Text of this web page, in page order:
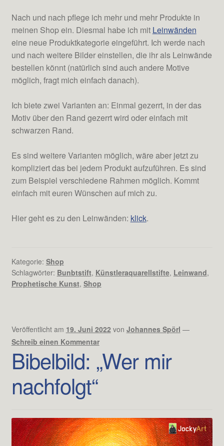
Nach und nach pflege ich mehr und mehr Produkte in
meinen Shop ein. Diesmal habe ich mit Leinwänden
eine neue Produktkategorie eingeführt. Ich werde nach
und nach weitere Bilder einstellen, die ihr als Leinwände
bestellen könnt (natürlich sind auch andere Motive
möglich, fragt mich einfach danach).
Ich biete zwei Varianten an: Einmal gezerrt, in der das
Motiv über den Rand gezerrt wird oder einfach mit
schwarzen Rand.
Es sind weitere Varianten möglich, wäre aber jetzt zu
kompliziert das bei jedem Produkt aufzuführen. Es sind
zum Beispiel verschiedene Rahmen möglich. Kommt
einfach mit euren Wünschen auf mich zu.
Hier geht es zu den Leinwänden: klick.
Kategorie: Shop
Schlagwörter: Bunbtstift, Künstleraquarellstifte, Leinwand,
Prophetische Kunst, Shop
Veröffentlicht am 19. Juni 2022 von Johannes Spörl —
Schreib einen Kommentar
Bibelbild: „Wer mir
nachfolgt“